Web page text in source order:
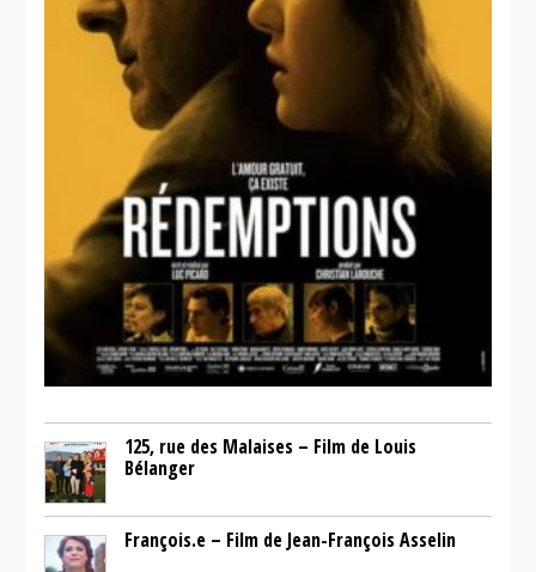
125, rue des Malaises – Film de Louis
Bélanger
François.e – Film de Jean-François Asselin